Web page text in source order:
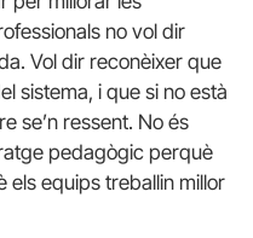
no vol dir
Vol dir reconèixer que
sistema, i que si no està
se’n ressent. No és
pedagògic perquè
els equips treballin millor